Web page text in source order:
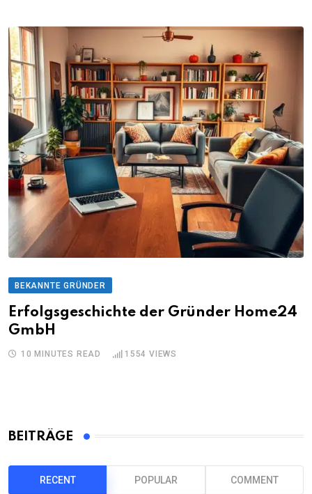
BEKANNTE GRÜNDER
Erfolgsgeschichte der Gründer Home24
GmbH
10 MINUTES READ 1554 VIEWS
BEITRÄGE
RECENT POPULAR COMMENT